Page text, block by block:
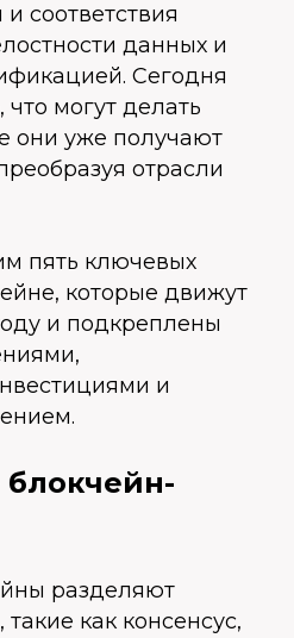
соответствия
данных и
Сегодня
могут делать
они уже получают
отрасли
пять ключевых
которые движут
и подкреплены
и
разделяют
как консенсус,